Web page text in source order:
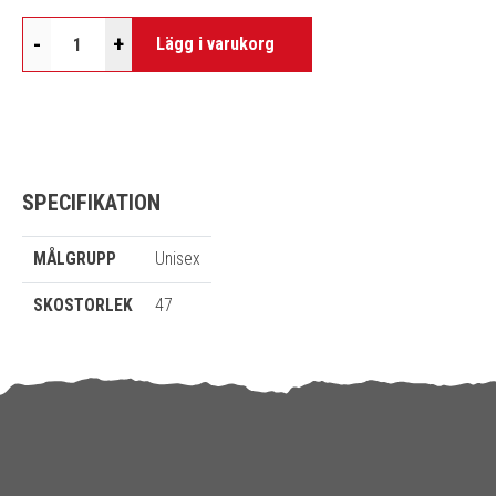
- + Lägg i varukorg
SPECIFIKATION
MÅLGRUPP Unisex
SKOSTORLEK 47